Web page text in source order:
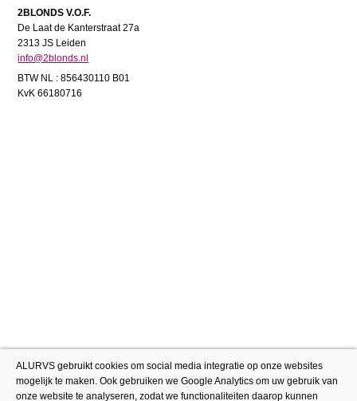
2BLONDS V.O.F.
De Laat de Kanterstraat 27a
2313 JS Leiden
info@2blonds.nl
BTW NL : 856430110 B01
KvK 66180716
ALURVS gebruikt cookies om social media integratie op onze websites
mogelijk te maken. Ook gebruiken we Google Analytics om uw gebruik van
onze website te analyseren, zodat we functionaliteiten daarop kunnen